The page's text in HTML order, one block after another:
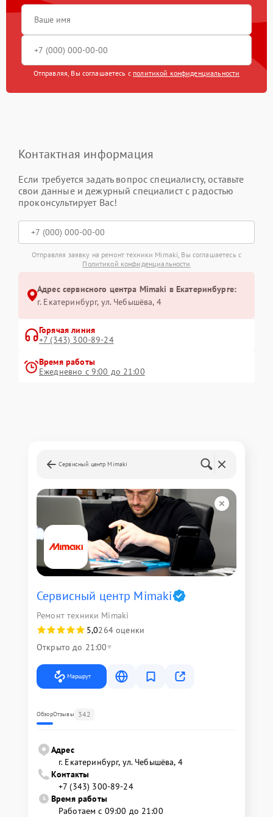
Отправляя, Вы соглашаетесь с политикой конфиденциальности
Контактная информация
Если требуется задать вопрос специалисту, оставьте
свои данные и дежурный специалист с радостью
проконсультирует Вас!
Отправляя заявку на ремонт техники Mimaki, Вы соглашаетесь с
Политикой конфиденциальности
Адрес сервисного центра Mimaki в Екатеринбурге:
г. Екатеринбург, ул. Чебышёва, 4
Горячая линия
+7 (343) 300-89-24
Время работы
Ежедневно с 9:00 до 21:00
Сервисный центр Mimaki
Сервисный центр Mimaki
Ремонт техники Mimaki
5,0264 оценки
Открыто до 21:00
Маршрут
ОбзорОтзывы 342
Адрес
г. Екатеринбург, ул. Чебышёва, 4
Контакты
+7 (343) 300-89-24
Время работы
Работаем с 09:00 до 21:00